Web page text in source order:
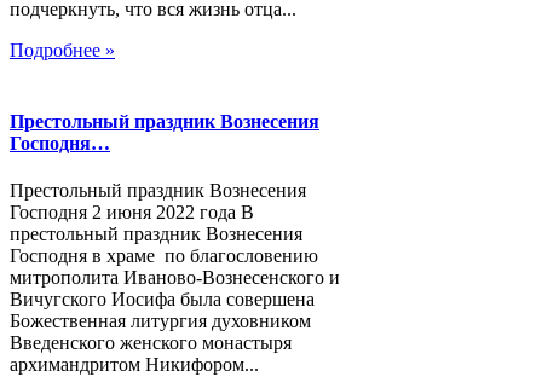
подчеркнуть, что вся жизнь отца...
Подробнее »
Престольный праздник Вознесения
Господня…
Престольный праздник Вознесения
Господня 2 июня 2022 года В
престольный праздник Вознесения
Господня в храме по благословению
митрополита Иваново-Вознесенского и
Вичугского Иосифа была совершена
Божественная литургия духовником
Введенского женского монастыря
архимандритом Никифором...